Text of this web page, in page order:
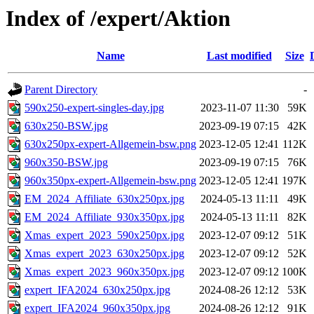
Index of /expert/Aktion
Name Last modified Size
Parent Directory
-
590x250-expert-singles-day.jpg
2023-11-07 11:30
59K
630x250-BSW.jpg
2023-09-19 07:15
42K
630x250px-expert-Allgemein-bsw.png 2023-12-05 12:41 112K
960x350-BSW.jpg
2023-09-19 07:15
76K
960x350px-expert-Allgemein-bsw.png 2023-12-05 12:41 197K
EM_2024_Affiliate_630x250px.jpg
2024-05-13 11:11
49K
EM_2024_Affiliate_930x350px.jpg
2024-05-13 11:11
82K
Xmas_expert_2023_590x250px.jpg
2023-12-07 09:12
51K
Xmas_expert_2023_630x250px.jpg
2023-12-07 09:12
52K
Xmas_expert_2023_960x350px.jpg
2023-12-07 09:12 100K
expert_IFA2024_630x250px.jpg
2024-08-26 12:12
53K
expert_IFA2024_960x350px.jpg
2024-08-26 12:12
91K